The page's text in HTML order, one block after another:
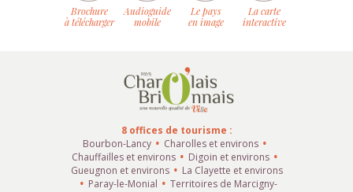
Brochure
à télécharger
Audioguide
mobile
Le pays
en image
La carte
interactive
8 offices de tourisme :
Bourbon-Lancy
Charolles et environs
Chauffailles et environs
Digoin et environs
Gueugnon et environs
La Clayette et environs
Paray-le-Monial
Territoires de Marcigny-